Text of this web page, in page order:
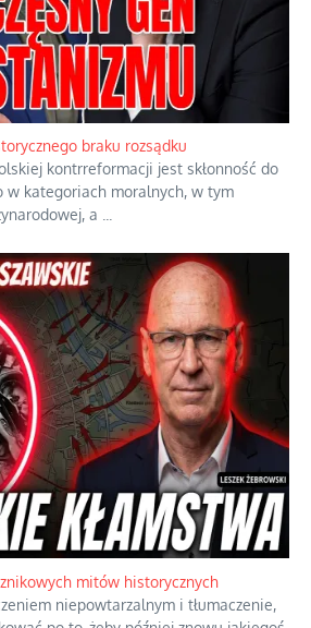
z rodzinną katastrofą
nadgorliwości we wspólnocie.
braku rozsądku
kontrreformacji jest skłonność do
w kategoriach moralnych, w tym
a...